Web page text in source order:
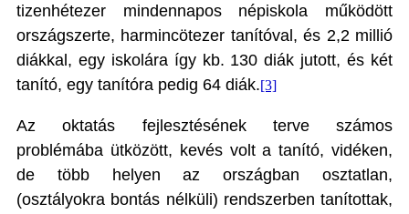
tizenhétezer mindennapos népiskola működött
országszerte, harmincötezer tanítóval, és 2,2 millió
diákkal, egy iskolára így kb. 130 diák jutott, és két
tanító, egy tanítóra pedig 64 diák.[3]
Az oktatás fejlesztésének terve számos
problémába ütközött, kevés volt a tanító, vidéken,
de több helyen az országban osztatlan,
(osztályokra bontás nélküli) rendszerben tanítottak,